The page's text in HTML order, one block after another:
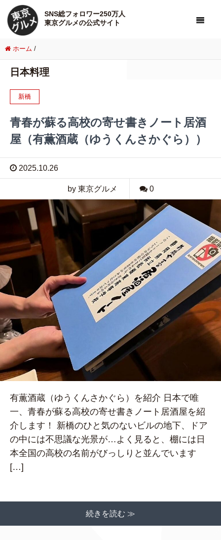
SNS総フォロワー250万人
東京グルメの公式サイト
ホーム /
日本料理
新橋
青春が蘇る高校の寄せ書きノート居酒
屋（有薫酒蔵（ゆうくんさかぐら））
2025.10.26
by 東京グルメ 0
有薫酒蔵（ゆうくんさかぐら）を紹介 日本で唯
一、青春が蘇る高校の寄せ書きノート居酒屋を紹
介します！ 新橋のひと気のないビルの地下、ドア
の中には不思議な光景が…よく見ると、棚には日
本全国の高校の名前がびっしりと並んでいます
[…]
続きを読む ≫